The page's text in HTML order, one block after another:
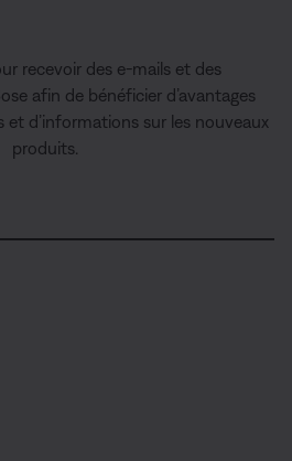
recevoir des e-mails et des
afin de bénéficier d’avantages
d’informations sur les nouveaux
produits.